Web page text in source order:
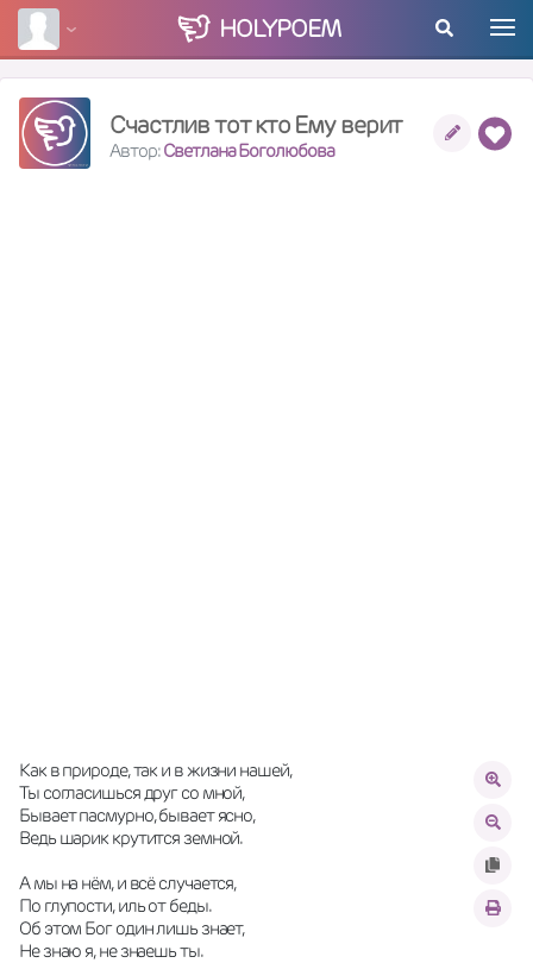
HOLYPOEM
Счастлив тот кто Ему верит
Автор:Светлана Боголюбова
Как в природе, так и в жизни нашей,
Ты согласишься друг со мной,
Бывает пасмурно, бывает ясно,
Ведь шарик крутится земной.
А мы на нём, и всё случается,
По глупости, иль от беды.
Об этом Бог один лишь знает,
Не знаю я, не знаешь ты.